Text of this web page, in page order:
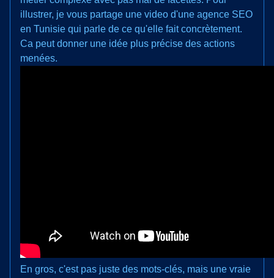
illustrer, je vous partage une video d'une agence SEO
en Tunisie qui parle de ce qu'elle fait concrètement.
Ca peut donner une idée plus précise des actions
menées.
En gros, c'est pas juste des mots-clés, mais une vraie